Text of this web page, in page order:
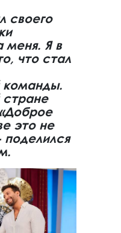
своего
меня. Я в
что стал
стране
это не
поделился